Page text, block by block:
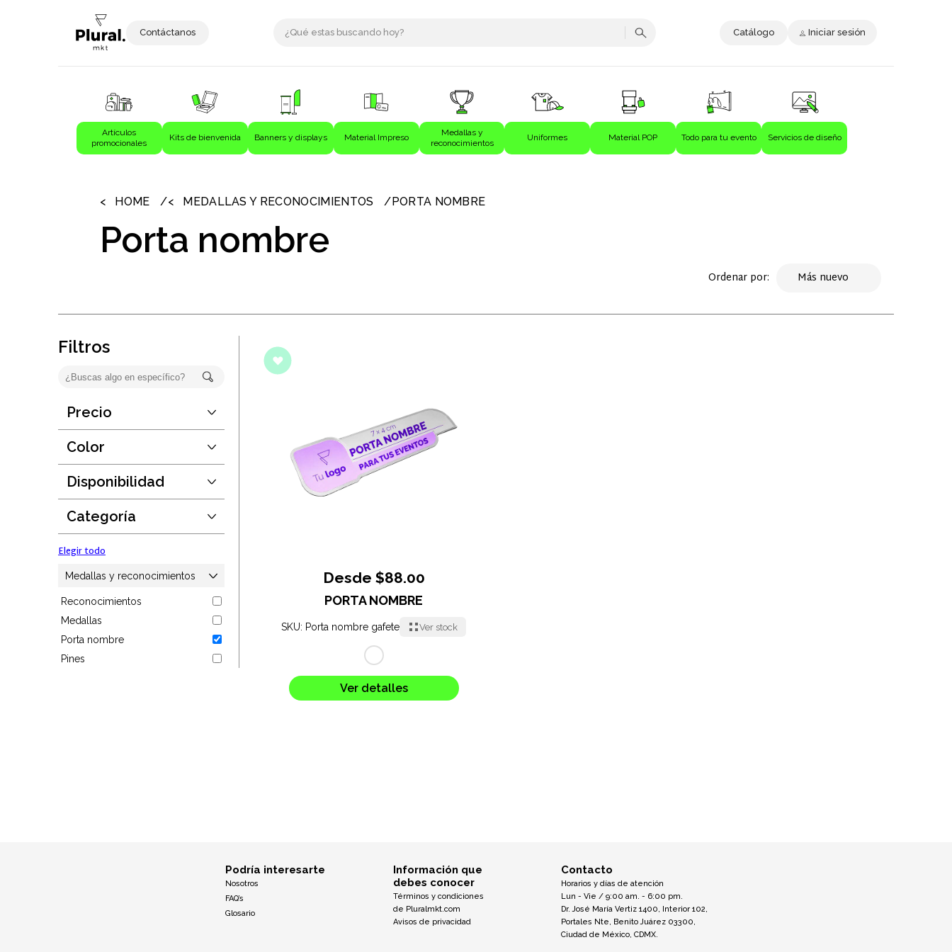
Contáctanos Catálogo Iniciar sesión
Artículos
promocionales
Kits de bienvenida Banners y displays Material Impreso
Medallas y
reconocimientos
Uniformes Material POP Todo para tu evento Servicios de diseño
Bolígrafos
Ecológicos
Regalos corporativos
Llaveros
Antiestrés
Herramientas
Hogar
Salud y cuidado
Targus
HOME MEDALLAS Y RECONOCIMIENTOS PORTA NOMBRE
Porta nombre
Ordenar por:
Filtros
Precio
Hasta:$1238
Color
Elegir todo
Disponibilidad
Hasta:190889
Guardar
Categoría
Elegir todo
Medallas y reconocimientos
Reconocimientos
Medallas
Porta nombre
Pines
Desde $88.00
PORTA NOMBRE
SKU: Porta nombre gafete Ver stock
Ver detalles
Podría interesarte
Nosotros
FAQ’s
Glosario
Información que
debes conocer
Términos y condiciones
de Pluralmkt.com
Avisos de privacidad
Contacto
Horarios y días de atención
Lun - Vie / 9:00 am. - 6:00 pm.
Dr. José María Vertiz 1400, Interior 102,
Portales Nte, Benito Juárez 03300,
Ciudad de México, CDMX.